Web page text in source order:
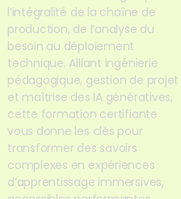
l’intégralité de la chaîne de
production, de l’analyse du
besoin au déploiement
technique. Alliant ingénierie
pédagogique, gestion de projet
et maîtrise des IA génératives,
cette formation certifiante
vous donne les clés pour
transformer des savoirs
complexes en expériences
d’apprentissage immersives,